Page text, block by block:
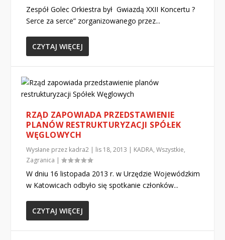
Zespół Golec Orkiestra był Gwiazdą XXII Koncertu ?
Serce za serce” zorganizowanego przez...
CZYTAJ WIĘCEJ
RZĄD ZAPOWIADA PRZEDSTAWIENIE
PLANÓW RESTRUKTURYZACJI SPÓŁEK
WĘGLOWYCH
Wysłane przez kadra2 | lis 18, 2013 | KADRA,Wszystkie,
Zagranica |
W dniu 16 listopada 2013 r. w Urzędzie Wojewódzkim
w Katowicach odbyło się spotkanie członków...
CZYTAJ WIĘCEJ